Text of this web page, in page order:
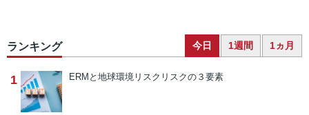
ランキング 今日 1週間 1ヵ月
1 ERMと地球環境リスク リスクの３要素